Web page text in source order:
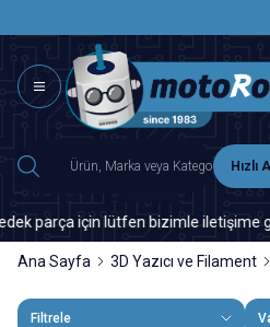
Hızlı
parça için lütfen bizimle iletişime
Ana Sayfa 3D Yazıcı ve Filament
Filtrele